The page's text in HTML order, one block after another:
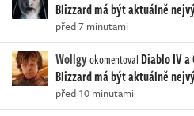
Blizzard má být aktuálně
před 7 minutami
Wollgyokomentoval Diablo IV
Blizzard má být aktuálně
před 10 minutami